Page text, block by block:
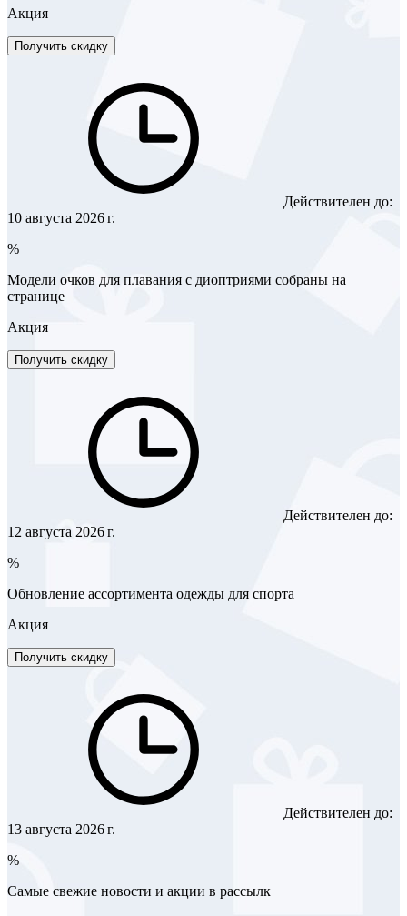
Акция
Получить скидку
Действителен до:
10 августа 2026 г.
%
Модели очков для плавания с диоптриями собраны на
странице
Акция
Получить скидку
Действителен до:
12 августа 2026 г.
%
Обновление ассортимента одежды для спорта
Акция
Получить скидку
Действителен до:
13 августа 2026 г.
%
Самые свежие новости и акции в рассылк